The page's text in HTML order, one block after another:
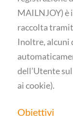
MAILNJOY) è
raccolta
Inoltre, alcuni
dell’Utente
ai cookie).
Obiettivi